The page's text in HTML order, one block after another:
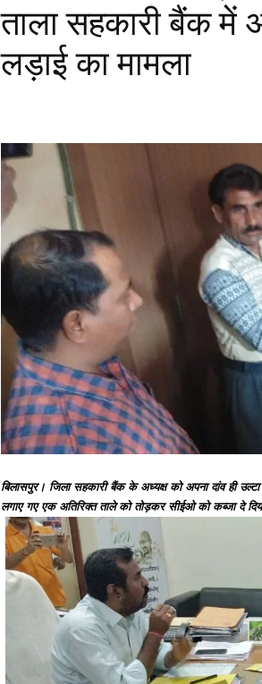
ताला सहकारी बैंक में
लड़ाई का मामला
बिलासपुर। जिला सहकारी बैंक के अध्यक्ष को अपना दांव ही
लगाए गए एक अतिरिक्त ताले को तोड़कर सीईओ को कब्जा दे